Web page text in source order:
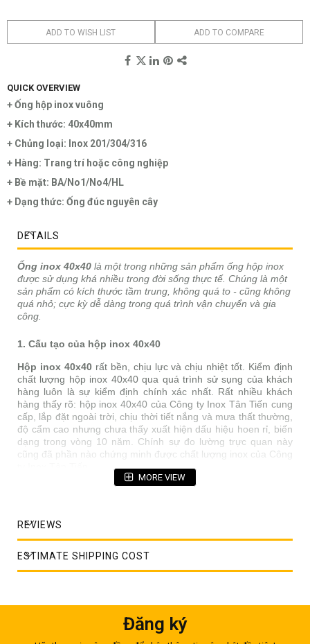
ADD TO WISH LIST ADD TO COMPARE
QUICK OVERVIEW
+ Ống hộp inox vuông
+ Kích thước: 40x40mm
+ Chủng loại: Inox 201/304/316
+ Hàng: Trang trí hoặc công nghiệp
+ Bề mặt: BA/No1/No4/HL
+ Dạng thức: Ống đúc nguyên cây
DETAILS
Ống inox 40x40 là một trong những sản phẩm ống hộp inox
được sử dụng khá nhiều trong đời sống thực tế. Chúng là một
sản phẩm có kích thước tầm trung, không quá to - cũng không
quá nhỏ; cực kỳ dễ dàng trong quá trình vận chuyển và gia
công.
1. Cấu tạo của hộp inox 40x40
Hộp inox 40x40rất bền, chịu lực và chịu nhiệt tốt. Kiểm định
chất lượng hộp inox 40x40 qua quá trình sử sụng của khách
hàng luôn là sự kiểm định chính xác nhất. Rất nhiều khách
hàng thấy rõ: hộp inox 40x40 của Công ty Inox Tân Tiến cung
cấp, lắp đặt ngoài trời, chịu thời tiết nắng và mưa thất thường,
độ cẩm cao nhưng chưa thấy xuất hiện dấu hiệu hoen rỉ, biến
dạng trong vòng 10 năm. Chính sự đo lường trực quan này
cũng đã phần nào chứng minh được chất lượng inox của Công
MORE VIEW
REVIEWS
ESTIMATE SHIPPING COST
Đăng ký